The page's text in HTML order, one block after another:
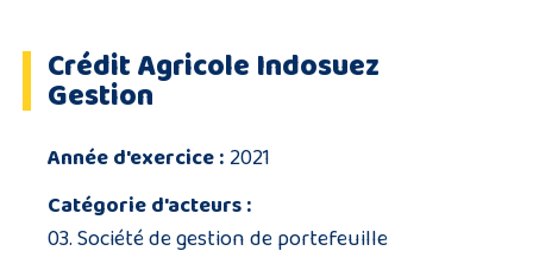
Crédit Agricole Indosuez
Gestion
Année d'exercice :2021
Catégorie d'acteurs :
03. Société de gestion de portefeuille